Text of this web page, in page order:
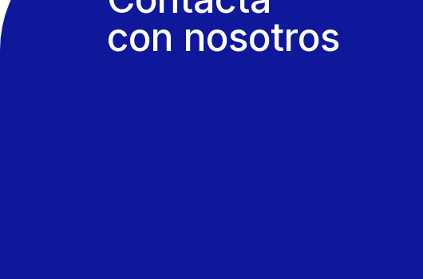
con nosotros